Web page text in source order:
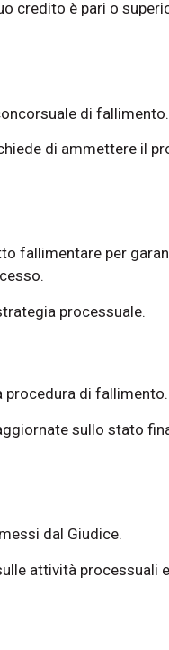
credito è pari o
di fallimento.
di ammettere il
fallimentare per
processuale.
procedura di fallimento.
sullo stato
dal Giudice.
attività processuali